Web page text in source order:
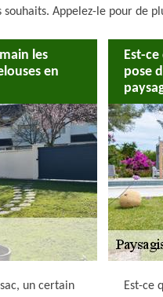
souhaits. Appelez-le pour de
les
en
un certain
Est-
pose
Est-ce